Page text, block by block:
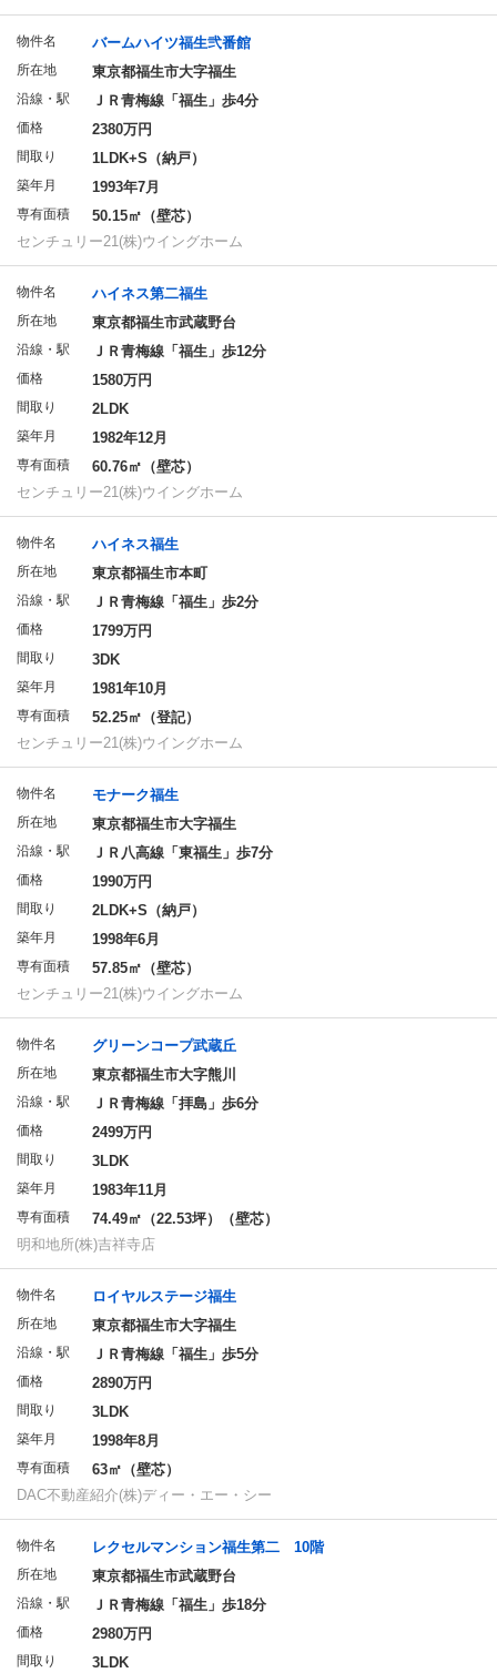
物件名 バームハイツ福生弐番館
所在地 東京都福生市大字福生
沿線・駅 ＪＲ青梅線「福生」歩4分
価格 2380万円
間取り 1LDK+S（納戸）
築年月 1993年7月
専有面積
50.15㎡（壁芯）
センチュリー21(株)ウイングホーム
物件名 ハイネス第二福生
所在地 東京都福生市武蔵野台
沿線・駅 ＪＲ青梅線「福生」歩12分
価格 1580万円
間取り 2LDK
築年月 1982年12月
専有面積
60.76㎡（壁芯）
センチュリー21(株)ウイングホーム
物件名 ハイネス福生
所在地 東京都福生市本町
沿線・駅 ＪＲ青梅線「福生」歩2分
価格 1799万円
間取り 3DK
築年月 1981年10月
専有面積
52.25㎡（登記）
センチュリー21(株)ウイングホーム
物件名 モナーク福生
所在地 東京都福生市大字福生
沿線・駅 ＪＲ八高線「東福生」歩7分
価格 1990万円
間取り 2LDK+S（納戸）
築年月 1998年6月
専有面積
57.85㎡（壁芯）
センチュリー21(株)ウイングホーム
物件名 グリーンコープ武蔵丘
所在地 東京都福生市大字熊川
沿線・駅 ＪＲ青梅線「拝島」歩6分
価格 2499万円
間取り 3LDK
築年月 1983年11月
専有面積
74.49㎡（22.53坪）（壁芯）
明和地所(株)吉祥寺店
物件名 ロイヤルステージ福生
所在地 東京都福生市大字福生
沿線・駅 ＪＲ青梅線「福生」歩5分
価格 2890万円
間取り 3LDK
築年月 1998年8月
専有面積
63㎡（壁芯）
DAC不動産紹介(株)ディー・エー・シー
物件名 レクセルマンション福生第二 10階
所在地 東京都福生市武蔵野台
沿線・駅 ＪＲ青梅線「福生」歩18分
価格 2980万円
間取り 3LDK